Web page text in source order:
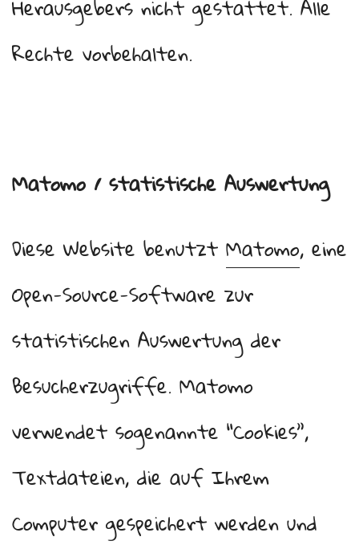
Herausgebers nicht gestattet. Alle
Rechte vorbehalten.
Matomo / statistische Auswertung
Diese Website benutzt Matomo, eine
Open-Source-Software zur
statistischen Auswertung der
Besucherzugriffe. Matomo
verwendet sogenannte “Cookies”,
Textdateien, die auf Ihrem
Computer gespeichert werden und